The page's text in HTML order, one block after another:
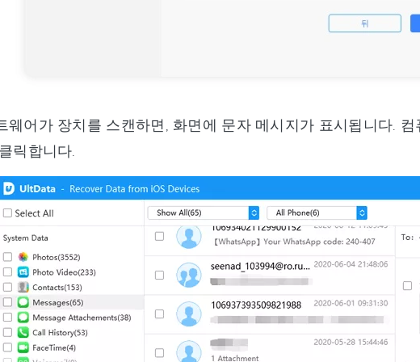
웨어가 장치를 스캔하면, 화면에 문자 메시지가 표시됩니다.
릭합니다.